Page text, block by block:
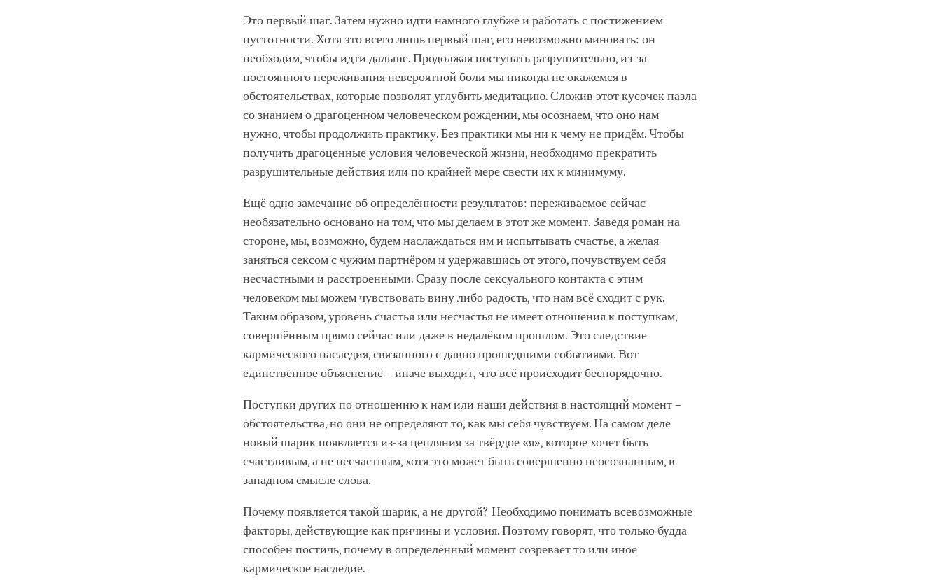
Это первый шаг. Затем нужно идти намного глубже и работать с постижением
пустотности. Хотя это всего лишь первый шаг, его невозможно миновать: он
необходим, чтобы идти дальше. Продолжая поступать разрушительно, из-за
постоянного переживания невероятной боли мы никогда не окажемся в
обстоятельствах, которые позволят углубить медитацию. Сложив этот кусочек пазла
со знанием о драгоценном человеческом рождении, мы осознаем, что оно нам
нужно, чтобы продолжить практику. Без практики мы ни к чему не придём. Чтобы
получить драгоценные условия человеческой жизни, необходимо прекратить
разрушительные действия или по крайней мере свести их к минимуму.
Ещё одно замечание об определённости результатов: переживаемое сейчас
необязательно основано на том, что мы делаем в этот же момент. Заведя роман на
стороне, мы, возможно, будем наслаждаться им и испытывать счастье, а желая
заняться сексом с чужим партнёром и удержавшись от этого, почувствуем себя
несчастными и расстроенными. Сразу после сексуального контакта с этим
человеком мы можем чувствовать вину либо радость, что нам всё сходит с рук.
Таким образом, уровень счастья или несчастья не имеет отношения к поступкам,
совершённым прямо сейчас или даже в недалёком прошлом. Это следствие
кармического наследия, связанного с давно прошедшими событиями. Вот
единственное объяснение – иначе выходит, что всё происходит беспорядочно.
Поступки других по отношению к нам или наши действия в настоящий момент –
обстоятельства, но они не определяют то, как мы себя чувствуем. На самом деле
новый шарик появляется из-за цепляния за твёрдое «я», которое хочет быть
счастливым, а не несчастным, хотя это может быть совершенно неосознанным, в
западном смысле слова.
Почему появляется такой шарик, а не другой? Необходимо понимать всевозможные
факторы, действующие как причины и условия. Поэтому говорят, что только будда
способен постичь, почему в определённый момент созревает то или иное
кармическое наследие.